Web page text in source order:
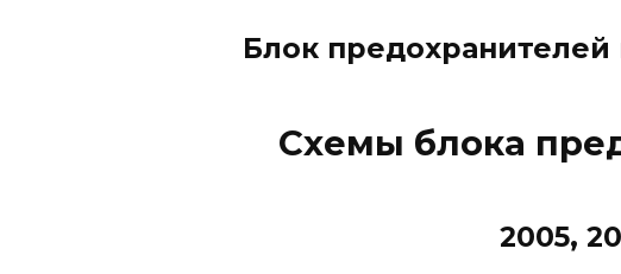
Блок
Схемы блока
2005,